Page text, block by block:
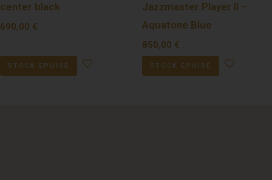
center black
690,00 €
STOCK ÉPUISÉ
Jazzmaster Player II –
Aquatone Blue
850,00 €
STOCK ÉPUISÉ